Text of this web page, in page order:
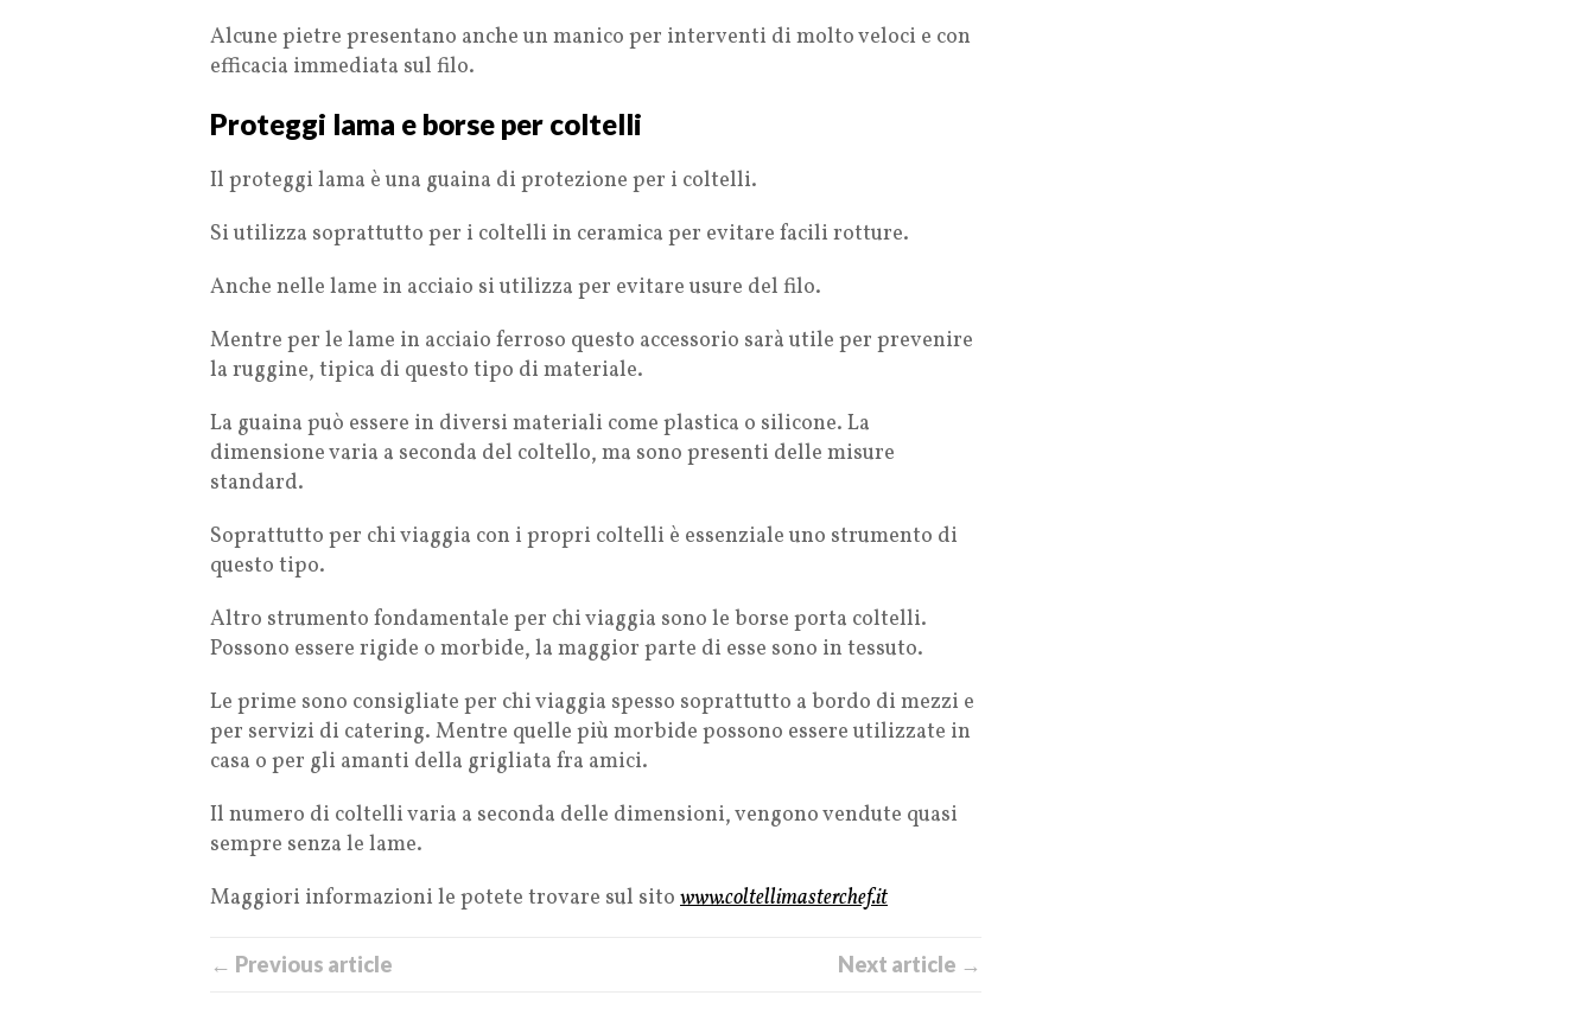
Alcune pietre presentano anche un manico per interventi di molto veloci e con
efficacia immediata sul filo.
Proteggi lama e borse per coltelli
Il proteggi lama è una guaina di protezione per i coltelli.
Si utilizza soprattutto per i coltelli in ceramica per evitare facili rotture.
Anche nelle lame in acciaio si utilizza per evitare usure del filo.
Mentre per le lame in acciaio ferroso questo accessorio sarà utile per prevenire
la ruggine, tipica di questo tipo di materiale.
La guaina può essere in diversi materiali come plastica o silicone. La
dimensione varia a seconda del coltello, ma sono presenti delle misure
standard.
Soprattutto per chi viaggia con i propri coltelli è essenziale uno strumento di
questo tipo.
Altro strumento fondamentale per chi viaggia sono le borse porta coltelli.
Possono essere rigide o morbide, la maggior parte di esse sono in tessuto.
Le prime sono consigliate per chi viaggia spesso soprattutto a bordo di mezzi e
per servizi di catering. Mentre quelle più morbide possono essere utilizzate in
casa o per gli amanti della grigliata fra amici.
Il numero di coltelli varia a seconda delle dimensioni, vengono vendute quasi
sempre senza le lame.
Maggiori informazioni le potete trovare sul sito www.coltellimasterchef.it
← Previous article Next article →